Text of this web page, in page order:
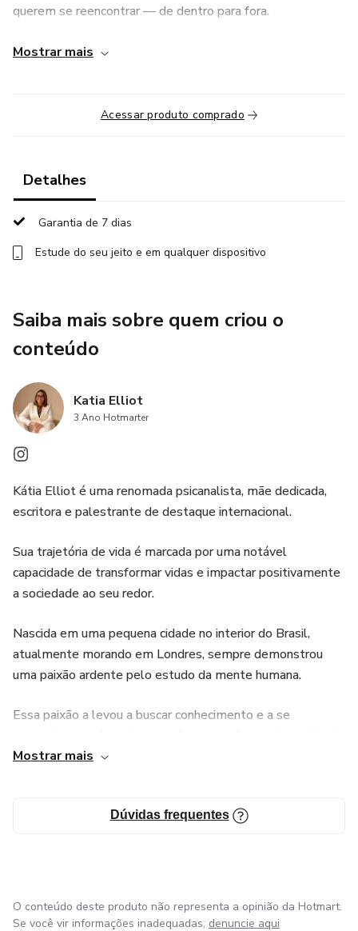
querem se reencontrar — de dentro para fora.
Aqui, você não vai encontrar fórmulas vazias.
Você vai encontrar direção, consciência e transformação
depende da aprovação de ninguém
Como se posicionar com segurança e aprender a dizer “não”
Como identificar padrões emocionais que te sabotam
Como ressignificar traumas e dores do passado
Como parar de aceitar menos do que você merece
Como construir um relacionamento saudável com você
mesma
Como fortalecer sua identidade e se sentir suficiente
Como sair do ciclo de carência afetiva
Para quem é esse curso:
Vivem relações desequilibradas
Mostrar mais
Acessar produto comprado
Detalhes
Garantia de 7 dias
Estude do seu jeito e em qualquer dispositivo
Saiba mais sobre quem criou o
conteúdo
Katia Elliot
3 Ano Hotmarter
Kátia Elliot é uma renomada psicanalista, mãe dedicada,
escritora e palestrante de destaque internacional.
Sua trajetória de vida é marcada por uma notável
capacidade de transformar vidas e impactar positivamente
a sociedade ao seu redor.
Nascida em uma pequena cidade no interior do Brasil,
atualmente morando em Londres, sempre demonstrou
uma paixão ardente pelo estudo da mente humana.
Essa paixão a levou a buscar conhecimento e a se
e Londres.
Com uma abordagem inovadora e um olhar empático,
conquistou uma vasta clientela.
motivadoras, seu conteúdo inspirador e autêntico atrai
seguidores, que encontram nela uma mentora e confidente
Mostrar mais
Dúvidas frequentes
O conteúdo deste produto não representa a opinião da Hotmart.
Se você vir informações inadequadas, denuncie aqui